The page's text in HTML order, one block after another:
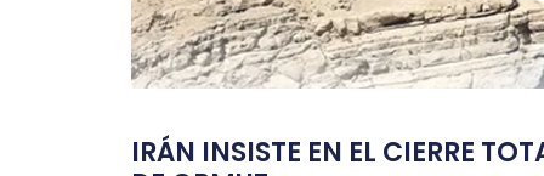
IRÁN INSISTE EN EL CIERRE